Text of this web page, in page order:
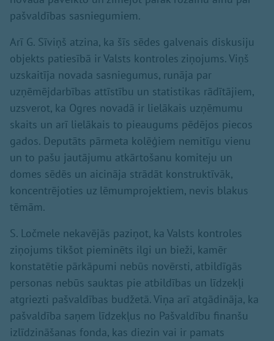
pašvaldības sasniegumiem.
Arī G. Sīviņš atzina, ka šīs sēdes galvenais diskusiju
objekts patiesībā ir Valsts kontroles ziņojums. Viņš
uzskaitīja novada sasniegumus, runāja par
uzņēmējdarbības attīstību un statistikas rādītājiem,
uzsverot, ka Ogres novadā ir lielākais uzņēmumu
skaits un arī lielākais to pieaugums pēdējos piecos
gados. Deputāts pārmeta kolēģiem nemitīgu vienu
un to pašu jautājumu atkārtošanu komiteju un
domes sēdēs un aicināja strādāt konstruktīvāk,
koncentrējoties uz lēmumprojektiem, nevis blakus
tēmām.
S. Ločmele nekavējās paziņot, ka Valsts kontroles
ziņojums tikšot pieminēts ilgi un bieži, kamēr
konstatētie pārkāpumi nebūs novērsti, atbildīgās
personas nebūs sauktas pie atbildības un līdzekļi
atgriezti pašvaldības budžetā. Viņa arī atgādināja, ka
pašvaldība saņem līdzekļus no Pašvaldību finanšu
izlīdzināšanas fonda, kas diezin vai ir pamats